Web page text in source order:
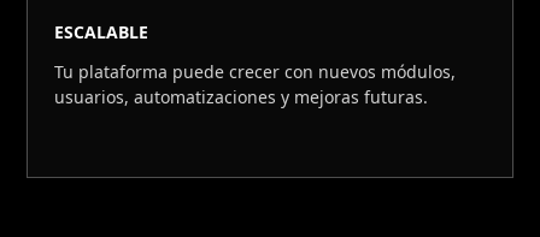
ESCALABLE
Tu plataforma puede crecer con nuevos módulos,
usuarios, automatizaciones y mejoras futuras.